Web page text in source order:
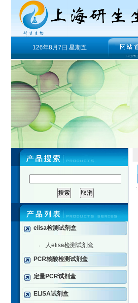
126年8月7日 星期五
elisa检测试剂盒
·
人elisa检测试剂盒
PCR核酸检测试剂盒
定量PCR试剂盒
ELISA试剂盒